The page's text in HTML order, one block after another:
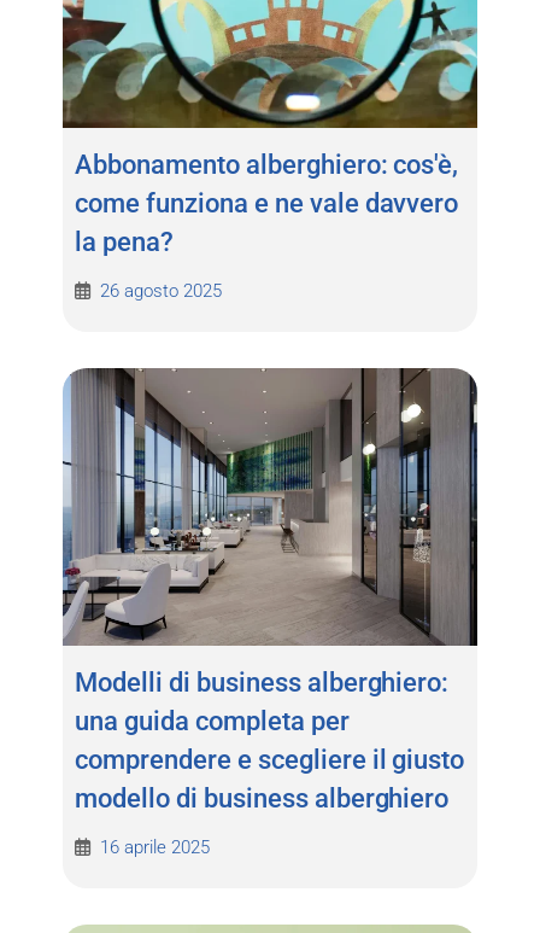
Abbonamento alberghiero: cos'è,
come funziona e ne vale davvero
la pena?
26 agosto 2025
Modelli di business alberghiero:
una guida completa per
comprendere e scegliere il giusto
modello di business alberghiero
16 aprile 2025